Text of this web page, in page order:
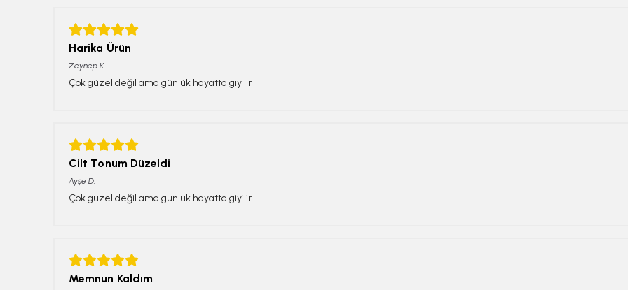
Harika Ürün
Zeynep K.
Çok güzel değil ama günlük hayatta giyilir
Cilt Tonum Düzeldi
Ayşe D.
Çok güzel değil ama günlük hayatta giyilir
Memnun Kaldım